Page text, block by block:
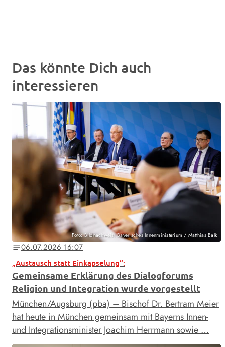
Das könnte Dich auch
interessieren
Foto: Bildnachweis: Bayerisches Innenministerium / Matthias Balk
notes06.07.2026 16:07
„Austausch statt Einkapselung“:
Gemeinsame Erklärung des Dialogforums
Religion und Integration wurde vorgestellt
München/Augsburg (pba) – Bischof Dr. Bertram Meier
hat heute in München gemeinsam mit Bayerns Innen-
und Integrationsminister Joachim Herrmann sowie …